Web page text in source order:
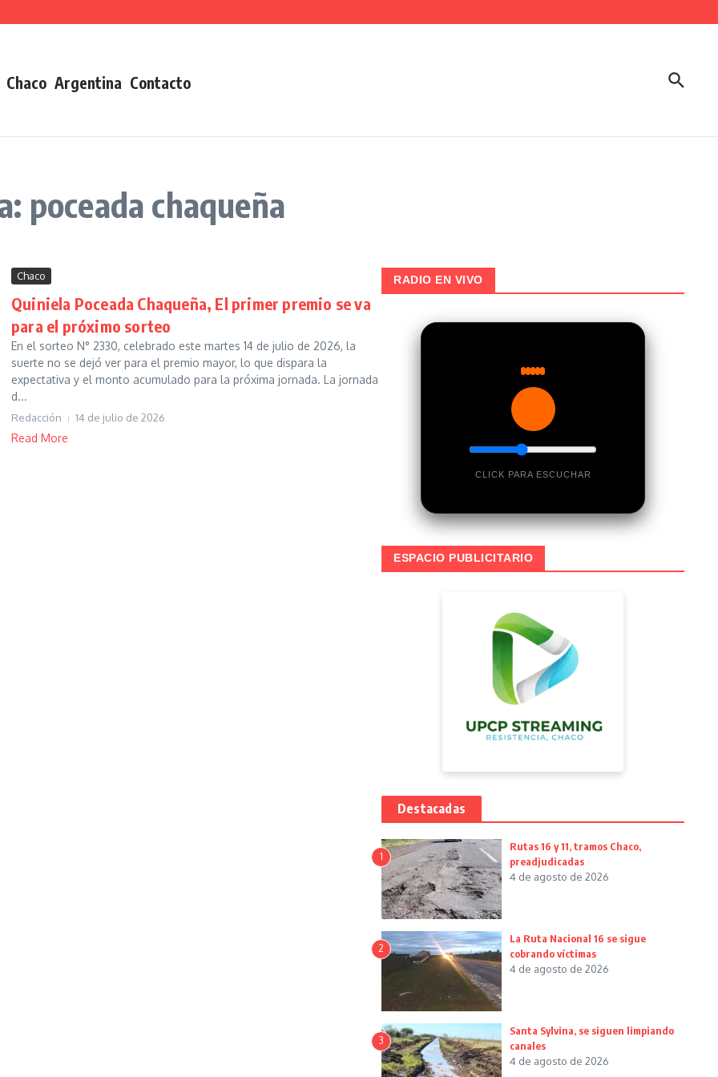
Chaco Argentina Contacto
poceada chaqueña
Chaco
Quiniela Poceada Chaqueña, El primer premio se va
para el próximo sorteo
En el sorteo N° 2330, celebrado este martes 14 de julio de 2026, la
suerte no se dejó ver para el premio mayor, lo que dispara la
expectativa y el monto acumulado para la próxima jornada. La jornada
d...
Redacción 14 de julio de 2026
Read More
RADIO EN VIVO
CLICK PARA ESCUCHAR
ESPACIO PUBLICITARIO
Destacadas
1
Rutas 16 y 11, tramos Chaco,
preadjudicadas
4 de agosto de 2026
2
La Ruta Nacional 16 se sigue
cobrando víctimas
4 de agosto de 2026
3
Santa Sylvina, se siguen limpiando
canales
4 de agosto de 2026